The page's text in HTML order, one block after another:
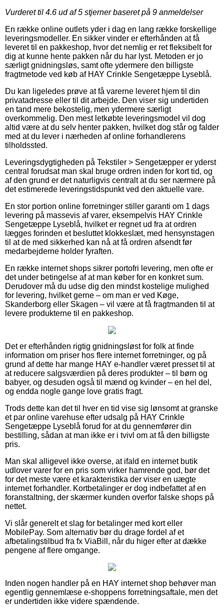
Vurderet til 4.6 ud af 5 stjerner baseret på 9 anmeldelser
En række online outlets yder i dag en lang række forskellige
leveringsmodeller. En sikker vinder er efterhånden at få
leveret til en pakkeshop, hvor det nemlig er ret fleksibelt for
dig at kunne hente pakken når du har lyst. Metoden er jo
særligt gnidningsløs, samt ofte ydermere den billigste
fragtmetode ved køb af HAY Crinkle Sengetæppe Lyseblå.
Du kan ligeledes prøve at få varerne leveret hjem til din
privatadresse eller til dit arbejde. Den viser sig undertiden
en tand mere bekostelig, men ydermere særligt
overkommelig. Den mest letkøbte leveringsmodel vil dog
altid være at du selv henter pakken, hvilket dog står og falder
med at du lever i nærheden af online forhandlerens
tilholdssted.
Leveringsdygtigheden på Tekstiler > Sengetæpper er yderst
central forudsat man skal bruge ordren inden for kort tid, og
af den grund er det naturligvis centralt at du ser nærmere på
det estimerede leveringstidspunkt ved den aktuelle vare.
En stor portion online forretninger stiller garanti om 1 dags
levering på massevis af varer, eksempelvis HAY Crinkle
Sengetæppe Lyseblå, hvilket er regnet ud fra at ordren
lægges forinden et besluttet klokkeslæt, med hensynstagen
til at de med sikkerhed kan nå at få ordren afsendt før
medarbejderne holder fyraften.
En række internet shops sikrer portofri levering, men ofte er
det under betingelse af at man køber for en konkret sum.
Derudover må du udse dig den mindst kostelige mulighed
for levering, hvilket gerne – om man er ved Køge,
Skanderborg eller Skagen – vil være at få fragtmanden til at
levere produkterne til en pakkeshop.
Det er efterhånden rigtig gnidningsløst for folk at finde
information om priser hos flere internet forretninger, og på
grund af dette har mange HAY e-handler været presset til at
at reducere salgsværdien på deres produkter – til børn og
babyer, og desuden også til mænd og kvinder – en hel del,
og endda nogle gange love gratis fragt.
Trods dette kan det til hver en tid vise sig lønsomt at granske
et par online varehuse efter udsalg på HAY Crinkle
Sengetæppe Lyseblå forud for at du gennemfører din
bestilling, sådan at man ikke er i tvivl om at få den billigste
pris.
Man skal alligevel ikke overse, at ifald en internet butik
udlover varer for en pris som virker hamrende god, bør det
for det meste være et karakteristika der viser en uægte
internet forhandler. Kortbetalinger er dog indbefattet af en
foranstaltning, der skærmer kunden overfor falske shops på
nettet.
Vi slår generelt et slag for betalinger med kort eller
MobilePay. Som alternativ bør du drage fordel af et
afbetalingstilbud fra fx ViaBill, når du higer efter at dække
pengene af flere omgange.
Inden nogen handler på en HAY internet shop behøver man
egentlig gennemlæse e-shoppens forretningsaftale, men det
er undertiden ikke videre spændende.